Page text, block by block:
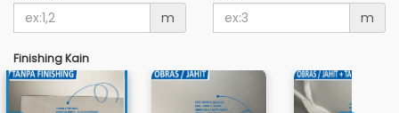
m m
Finishing Kain